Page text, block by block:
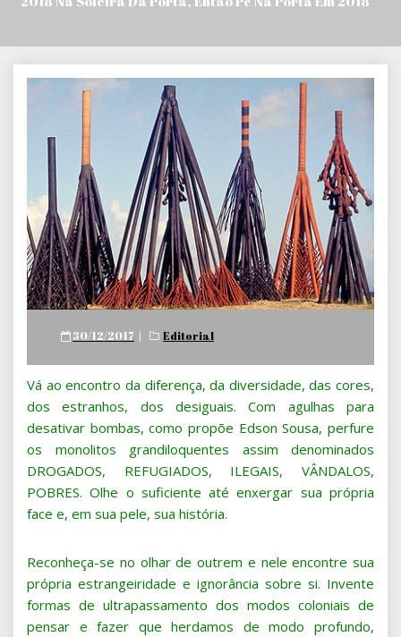
Posted
30/12/2017 Editorial
Vá ao encontro da diferença, da diversidade, das cores,
dos estranhos, dos desiguais. Com agulhas para
desativar bombas, como propõe Edson Sousa, perfure
os monolitos grandiloquentes assim denominados
DROGADOS, REFUGIADOS, ILEGAIS, VÂNDALOS,
POBRES. Olhe o suficiente até enxergar sua própria
face e, em sua pele, sua história.
Reconheça-se no olhar de outrem e nele encontre sua
própria estrangeiridade e ignorância sobre si. Invente
formas de ultrapassamento dos modos coloniais de
pensar e fazer que herdamos de modo profundo,